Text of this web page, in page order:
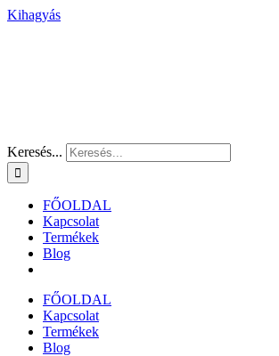
Kihagyás
Keresés...
FŐOLDAL
Kapcsolat
Termékek
Blog
FŐOLDAL
Kapcsolat
Termékek
Blog